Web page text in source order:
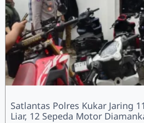
Satlantas Polres Kukar Jaring
Liar, 12 Sepeda Motor